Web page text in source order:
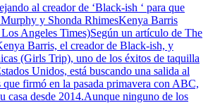
al creador de ‘Black-ish ‘ para que
Murphy y Shonda RhimesKenya Barris
Angeles Times)Según un artículo de The
Barris, el creador de Black-ish, y
(Girls Trip), uno de los éxitos de taquilla
Unidos, está buscando una salida al
que firmó en la pasada primavera con ABC,
casa desde 2014.Aunque ninguno de los